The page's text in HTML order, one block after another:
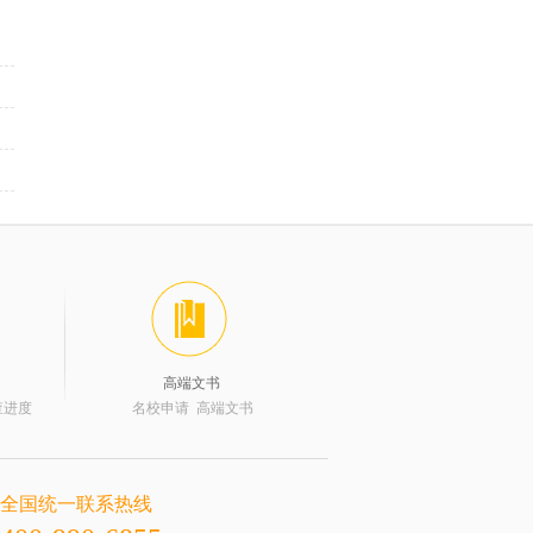
度
高端文书
名校申请 高端文书
全国统一联系热线